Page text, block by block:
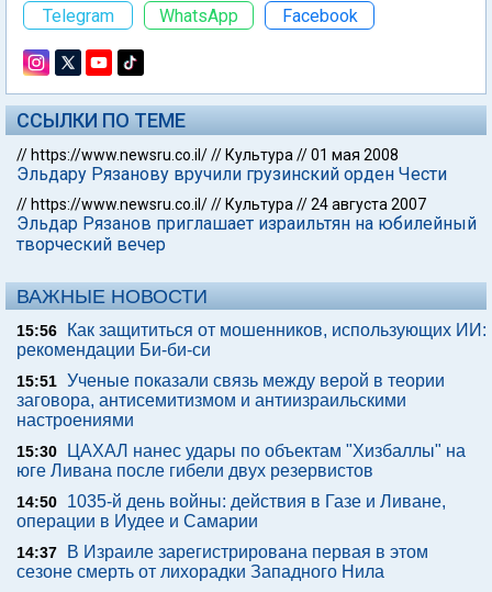
Telegram
WhatsApp Facebook
ССЫЛКИ ПО ТЕМЕ
// https://www.newsru.co.il/// Культура //01 мая 2008
Эльдару Рязанову вручили грузинский орден Чести
// https://www.newsru.co.il/// Культура //24 августа 2007
Эльдар Рязанов приглашает израильтян на юбилейный
творческий вечер
ВАЖНЫЕ НОВОСТИ
15:56
Как защититься от мошенников, использующих ИИ:
рекомендации Би-би-си
15:51 Ученые показали связь между верой в теории
заговора, антисемитизмом и антиизраильскими
настроениями
15:30
ЦАХАЛ нанес удары по объектам "Хизбаллы" на
юге Ливана после гибели двух резервистов
14:50
1035-й день войны: действия в Газе и Ливане,
операции в Иудее и Самарии
14:37
В Израиле зарегистрирована первая в этом
сезоне смерть от лихорадки Западного Нила